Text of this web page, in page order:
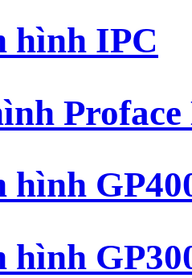
hình IPC
hình
hình